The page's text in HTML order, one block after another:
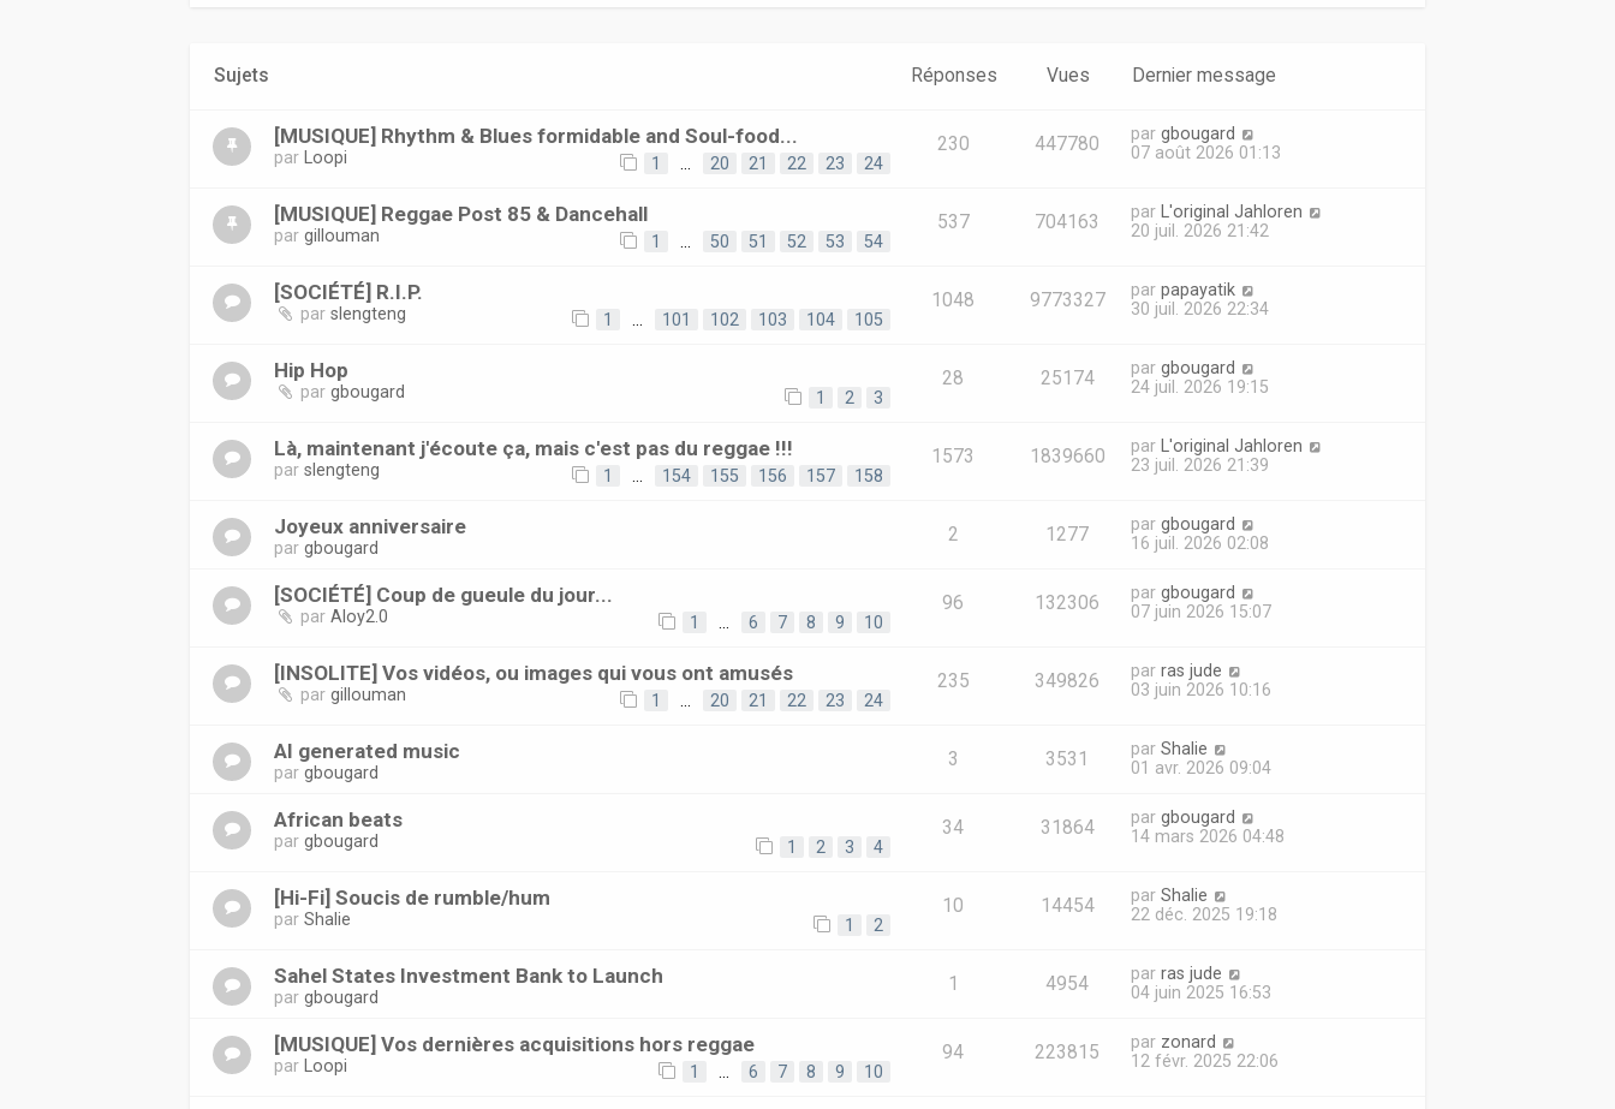
Sujets Réponses Vues Dernier message
[MUSIQUE] Rhythm & Blues formidable and Soul-food...
par Loopi 1 20 21 22 23 24
230 447780 par gbougard
07 août 2026 01:13
[MUSIQUE] Reggae Post 85 & Dancehall
pargillouman 1 50 51 52 53 54
537 704163 par
L'original Jahloren
20 juil. 2026 21:42
[SOCIÉTÉ] R.I.P.
parslengteng 1 101 102 103 104 105
1048 9773327 par papayatik
30 juil. 2026 22:34
Hip Hop
pargbougard 1 2 3
28 25174 par gbougard
24 juil. 2026 19:15
Là, maintenant j'écoute ça, mais c'est pas du reggae !!!
parslengteng 1 154 155 156 157 158
1573 1839660 par
L'original Jahloren
23 juil. 2026 21:39
Joyeux anniversaire
pargbougard
2 1277 par gbougard
16 juil. 2026 02:08
[SOCIÉTÉ] Coup de gueule du jour...
parAloy2.0 1 6 7 8 9 10
96 132306 par gbougard
07 juin 2026 15:07
[INSOLITE] Vos vidéos, ou images qui vous ont amusés
pargillouman 1 20 21 22 23 24
235 349826 par ras jude
03 juin 2026 10:16
AI generated music
pargbougard
3 3531 par Shalie
01 avr. 2026 09:04
African beats
pargbougard 1 2 3 4
34 31864 par gbougard
14 mars 2026 04:48
[Hi-Fi] Soucis de rumble/hum
parShalie 1 2
10 14454 par Shalie
22 déc. 2025 19:18
Sahel States Investment Bank to Launch
pargbougard
1 4954 par ras jude
04 juin 2025 16:53
[MUSIQUE] Vos dernières acquisitions hors reggae
par Loopi 1 6 7 8 9 10
94 223815 par zonard
12 févr. 2025 22:06